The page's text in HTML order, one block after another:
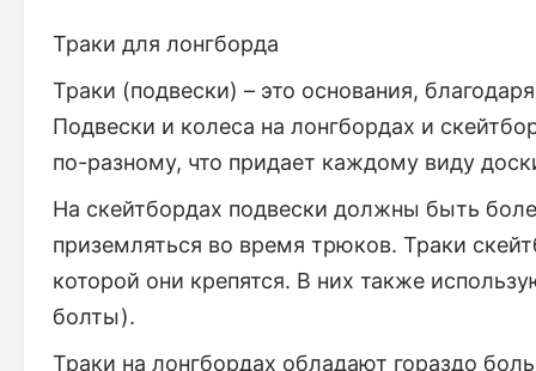
Траки для лонгборда
Траки (подвески) – это основания,
Подвески и колеса на лонгбордах и
по-разному, что придает каждому виду
На скейтбордах подвески должны быть
приземляться во время трюков. Траки
которой они крепятся. В них также
болты).
Траки на лонгбордах обладают гораздо